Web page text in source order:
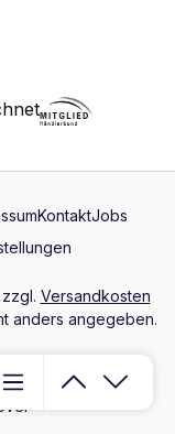
KontaktJobs
Versandkosten
anders angegeben.